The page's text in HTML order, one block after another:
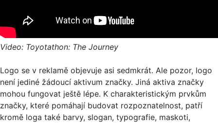
Video: Toyotathon: The Journey
Logo se v reklamě objevuje asi sedmkrát. Ale pozor, logo
není jediné žádoucí aktivum značky. Jiná aktiva značky
mohou fungovat ještě lépe. K charakteristickým prvkům
značky, které pomáhají budovat rozpoznatelnost, patří
kromě loga také barvy, slogan, typografie, maskoti,